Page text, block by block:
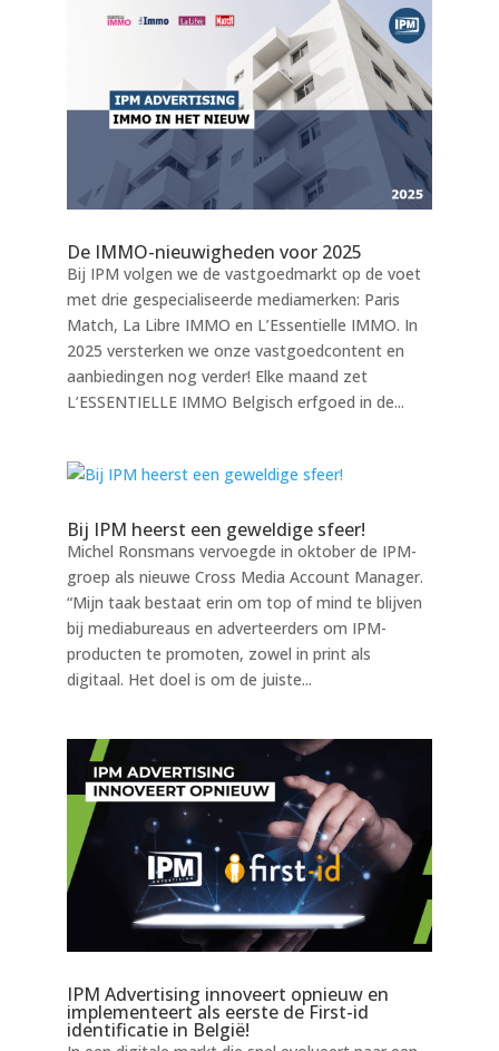
De IMMO-nieuwigheden voor 2025
Bij IPM volgen we de vastgoedmarkt op de voet
met drie gespecialiseerde mediamerken: Paris
Match, La Libre IMMO en L’Essentielle IMMO. In
2025 versterken we onze vastgoedcontent en
aanbiedingen nog verder! Elke maand zet
L’ESSENTIELLE IMMO Belgisch erfgoed in de...
Bij IPM heerst een geweldige sfeer!
Michel Ronsmans vervoegde in oktober de IPM-
groep als nieuwe Cross Media Account Manager.
“Mijn taak bestaat erin om top of mind te blijven
bij mediabureaus en adverteerders om IPM-
producten te promoten, zowel in print als
digitaal. Het doel is om de juiste...
IPM Advertising innoveert opnieuw en
implementeert als eerste de First-id
identificatie in België!